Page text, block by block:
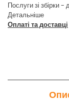
Послуги зі збірки -
Детальніше
Оплаті та доставці